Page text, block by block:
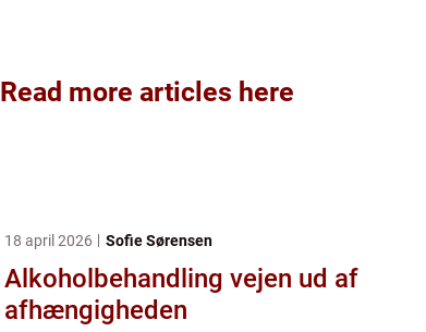
Read more articles here
18 april 2026 Sofie Sørensen
Alkoholbehandling vejen ud af
afhængigheden